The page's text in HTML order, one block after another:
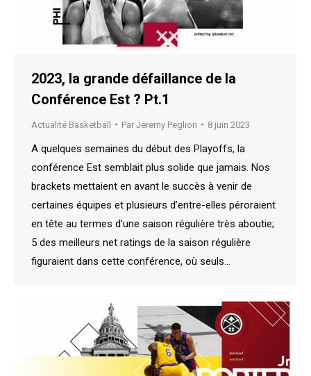
2023, la grande défaillance de la
Conférence Est ? Pt.1
Actualité Basketball Par Jeremy Peglion 8 juin 2023
A quelques semaines du début des Playoffs, la
conférence Est semblait plus solide que jamais. Nos
brackets mettaient en avant le succès à venir de
certaines équipes et plusieurs d’entre-elles péroraient
en tête au termes d’une saison régulière très aboutie;
5 des meilleurs net ratings de la saison régulière
figuraient dans cette conférence, où seuls…